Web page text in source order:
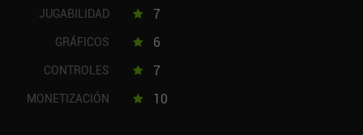
JUGABILIDAD 7
GRÁFICOS 6
CONTROLES 7
MONETIZACIÓN 10